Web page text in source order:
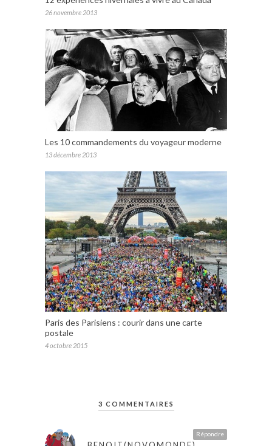
26 novembre 2013
Les 10 commandements du voyageur moderne
13 décembre 2013
Paris des Parisiens : courir dans une carte
postale
4 octobre 2015
3 COMMENTAIRES
Répondre